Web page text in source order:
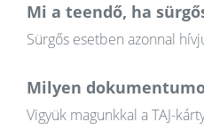
Mi a teendő, ha
Sürgős esetben azonnal
Milyen
Vigyük magunkkal a TAJ-